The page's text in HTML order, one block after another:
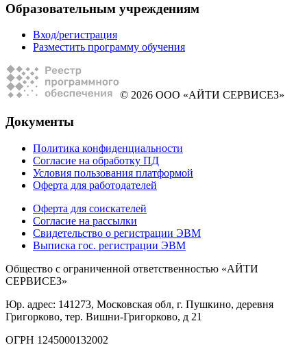
Образовательным учреждениям
Вход/регистрация
Разместить программу обучения
© 2026 ООО «АЙТИ СЕРВИСЕЗ»
Документы
Политика конфиденциальности
Согласие на обработку ПД
Условия пользования платформой
Оферта для работодателей
Оферта для соискателей
Согласие на рассылки
Свидетельство о регистрации ЭВМ
Выписка гос. регистрации ЭВМ
Общество с ограниченной ответственностью «АЙТИ
СЕРВИСЕЗ»
Юр. адрес: 141273, Московская обл, г. Пушкино, деревня
Григорково, тер. Вишни-Григорково, д 21
ОГРН 1245000132002